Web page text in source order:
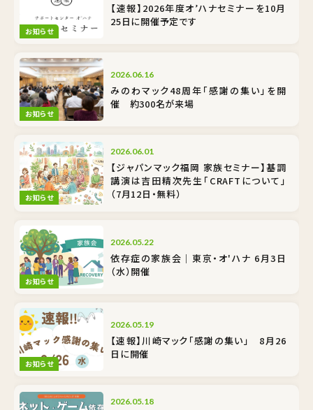
お知らせ
【速報】2026年度オ’ハナセミナーを10月
25日に開催予定です
お知らせ
2026.06.16
みのわマック48周年「感謝の集い」を開
催 約300名が来場
お知らせ
2026.06.01
【ジャパンマック福岡 家族セミナー】基調
講演は吉田精次先生「CRAFTについて」
（7月12日・無料）
お知らせ
2026.05.22
依存症の家族会｜東京・オ'ハナ 6月3日
（水）開催
お知らせ
2026.05.19
【速報】川崎マック「感謝の集い」 8月26
日に開催
2026.05.18